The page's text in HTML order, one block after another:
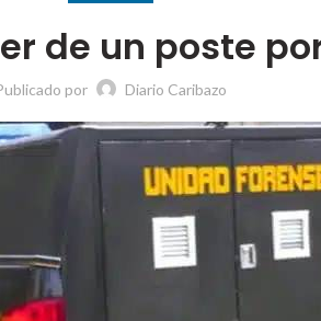
de un poste
por Diario Caribazo